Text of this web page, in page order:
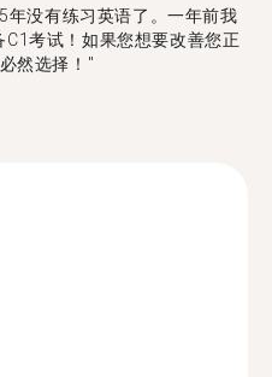
没有练习英语了。一年前我
考试！如果您想要改善您正
然选择！"